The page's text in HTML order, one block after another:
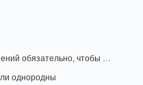
обязательно, чтобы …
однородны